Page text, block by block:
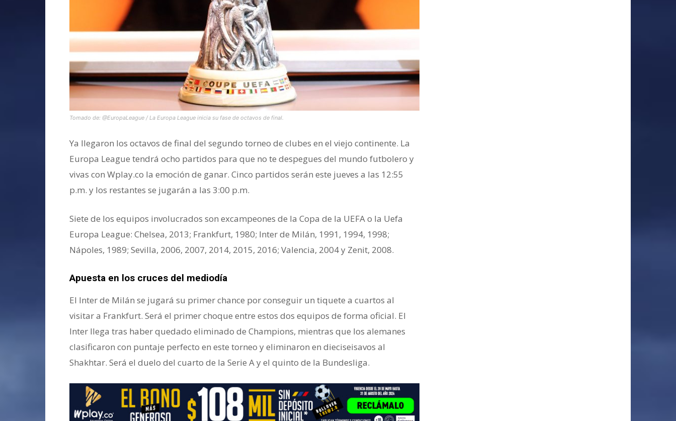
Tomado de: @EuropaLeague / La Europa League inicia su fase de octavos de final.
Ya llegaron los octavos de final del segundo torneo de clubes en el viejo continente. La
Europa League tendrá ocho partidos para que no te despegues del mundo futbolero y
vivas con Wplay.co la emoción de ganar. Cinco partidos serán este jueves a las 12:55
p.m. y los restantes se jugarán a las 3:00 p.m.
Siete de los equipos involucrados son excampeones de la Copa de la UEFA o la Uefa
Europa League: Chelsea, 2013; Frankfurt, 1980; Inter de Milán, 1991, 1994, 1998;
Nápoles, 1989; Sevilla, 2006, 2007, 2014, 2015, 2016; Valencia, 2004 y Zenit, 2008.
Apuesta en los cruces del mediodía
El Inter de Milán se jugará su primer chance por conseguir un tiquete a cuartos al
visitar a Frankfurt. Será el primer choque entre estos dos equipos de forma oficial. El
Inter llega tras haber quedado eliminado de Champions, mientras que los alemanes
clasificaron con puntaje perfecto en este torneo y eliminaron en dieciseisavos al
Shakhtar. Será el duelo del cuarto de la Serie A y el quinto de la Bundesliga.